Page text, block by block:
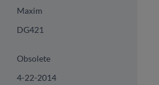
Maxim
DG421
Obsolete
4-22-2014